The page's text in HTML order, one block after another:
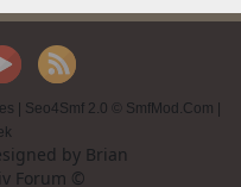
| Seo4Smf 2.0 © SmfMod.Com |
by Brian
Forum ©